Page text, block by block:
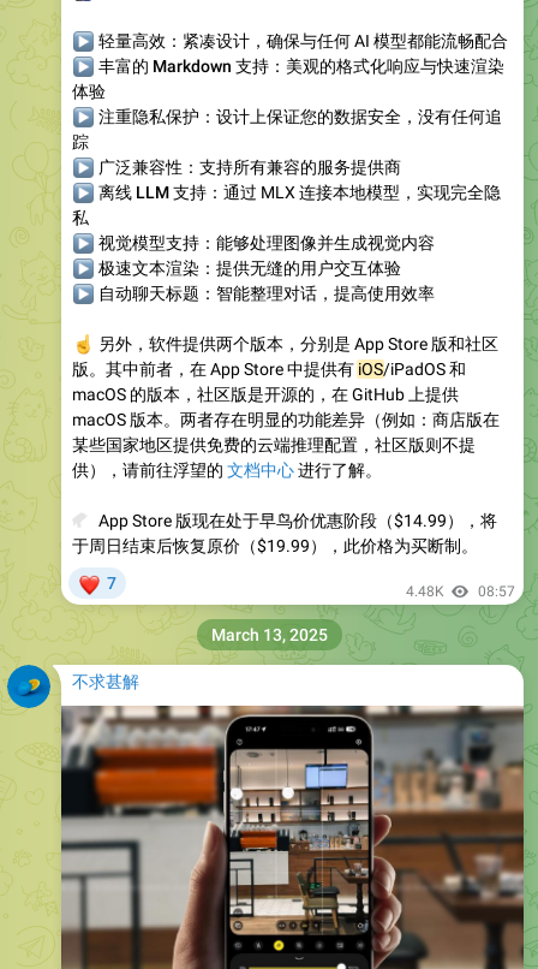
轻量高效 ：紧凑设计，确保与任何 AI 模型都能流畅配合
丰富的 Markdown 支持：美观的格式化响应与快速渲染
体验
注重隐私保护 ：设计上保证您的数据安全，没有任何追
踪
广泛兼容性 ：支持所有兼容的服务提供商
离线 LLM 支持：通过 MLX 连接本地模型，实现完全隐
私
视觉模型支持：能够处理图像并生成视觉内容
极速文本渲染 ：提供无缝的用户交互体验
自动聊天标题 ：智能整理对话，提高使用效率
另外，软件提供两个版本，分别是 App Store 版和社区
版。其中前者，在 App Store 中提供有 iOS/iPadOS 和
macOS 的版本，社区版是开源的，在 GitHub 上提供
macOS 版本。两者存在明显的功能差异（例如：商店版在
某些国家地区提供免费的云端推理配置，社区版则不提
供），请前往浮望的 文档中心进行了解。
App Store 版现在处于早鸟价优惠阶段（$14.99），将
于周日结束后恢复原价（$19.99），此价格为买断制。
7 4.48K 08:57
不求甚解
March 13, 2025